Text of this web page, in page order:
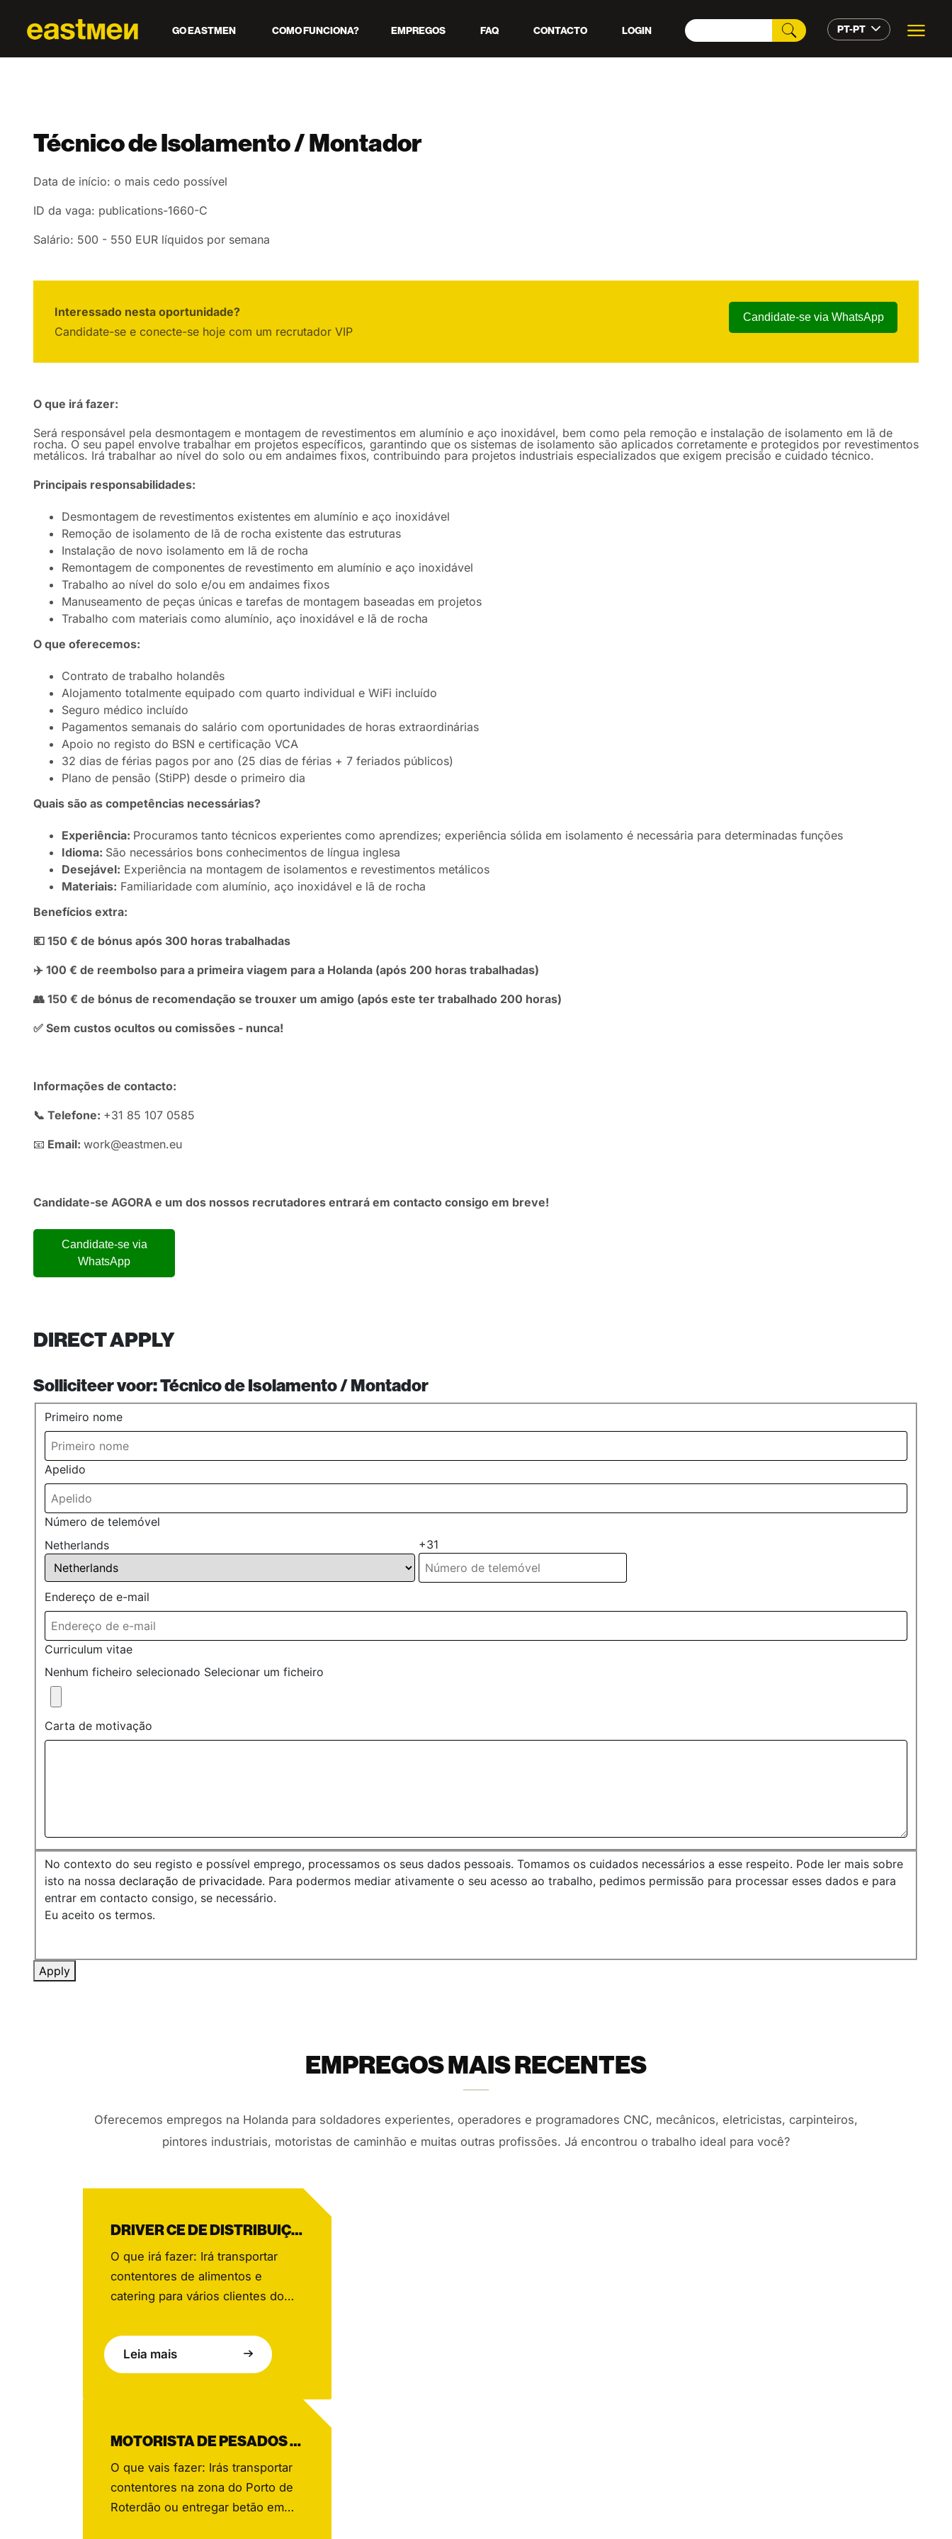
GO EASTMEN COMO FUNCIONA? EMPREGOS FAQ CONTACTO LOGIN PT-PT
Técnico de Isolamento / Montador
Data de início: o mais cedo possível
ID da vaga: publications-1660-C
Salário: 500 - 550 EUR líquidos por semana
Interessado nesta oportunidade?
Candidate-se e conecte-se hoje com um recrutador VIP
Candidate-se via WhatsApp
O que irá fazer:
Será responsável pela desmontagem e montagem de revestimentos em alumínio e aço inoxidável, bem como pela remoção e instalação de isolamento em lã de
rocha. O seu papel envolve trabalhar em projetos específicos, garantindo que os sistemas de isolamento são aplicados corretamente e protegidos por revestimentos
metálicos. Irá trabalhar ao nível do solo ou em andaimes fixos, contribuindo para projetos industriais especializados que exigem precisão e cuidado técnico.
Principais responsabilidades:
Desmontagem de revestimentos existentes em alumínio e aço inoxidável
Remoção de isolamento de lã de rocha existente das estruturas
Instalação de novo isolamento em lã de rocha
Remontagem de componentes de revestimento em alumínio e aço inoxidável
Trabalho ao nível do solo e/ou em andaimes fixos
Manuseamento de peças únicas e tarefas de montagem baseadas em projetos
Trabalho com materiais como alumínio, aço inoxidável e lã de rocha
O que oferecemos:
Contrato de trabalho holandês
Alojamento totalmente equipado com quarto individual e WiFi incluído
Seguro médico incluído
Pagamentos semanais do salário com oportunidades de horas extraordinárias
Apoio no registo do BSN e certificação VCA
32 dias de férias pagos por ano (25 dias de férias + 7 feriados públicos)
Plano de pensão (StiPP) desde o primeiro dia
Quais são as competências necessárias?
Experiência: Procuramos tanto técnicos experientes como aprendizes; experiência sólida em isolamento é necessária para determinadas funções
Idioma: São necessários bons conhecimentos de língua inglesa
Desejável: Experiência na montagem de isolamentos e revestimentos metálicos
Materiais: Familiaridade com alumínio, aço inoxidável e lã de rocha
Benefícios extra:
💶 150 € de bónus após 300 horas trabalhadas
✈️ 100 € de reembolso para a primeira viagem para a Holanda (após 200 horas trabalhadas)
👥 150 € de bónus de recomendação se trouxer um amigo (após este ter trabalhado 200 horas)
✅ Sem custos ocultos ou comissões - nunca!
Informações de contacto:
📞 Telefone: +31 85 107 0585
📧 Email: work@eastmen.eu
Candidate-se AGORA e um dos nossos recrutadores entrará em contacto consigo em breve!
Candidate-se via
WhatsApp
DIRECT APPLY
Solliciteer voor:Técnico de Isolamento / Montador
Primeiro nome
Apelido
Número de telemóvel
Netherlands
+31
Endereço de e-mail
Curriculum vitae
Nenhum ficheiro selecionado Selecionar um ficheiro
Carta de motivação
No contexto do seu registo e possível emprego, processamos os seus dados pessoais. Tomamos os cuidados necessários a esse respeito. Pode ler mais sobre
isto na nossa declaração de privacidade. Para podermos mediar ativamente o seu acesso ao trabalho, pedimos permissão para processar esses dados e para
entrar em contacto consigo, se necessário.
Eu aceito os termos.
Apply
EMPREGOS MAIS RECENTES
Oferecemos empregos na Holanda para soldadores experientes, operadores e programadores CNC, mecânicos, eletricistas, carpinteiros,
pintores industriais, motoristas de caminhão e muitas outras profissões. Já encontrou o trabalho ideal para você?
DRIVER CE DE DISTRIBUIÇÃO DE LOJA
O que irá fazer: Irá transportar
contentores de alimentos e
catering para vários clientes do
zona de Amesterdão, contribuindo
todos os dias para um serviço de
excelência. Trabalhando em
apoio de colegas, irá garantir uma
Leia mais
MOTORISTA DE PESADOS CE – CONTENTORES / BETONEIRA
O que vais fazer: Irás transportar
contentores na zona do Porto de
Roterdão ou entregar betão em